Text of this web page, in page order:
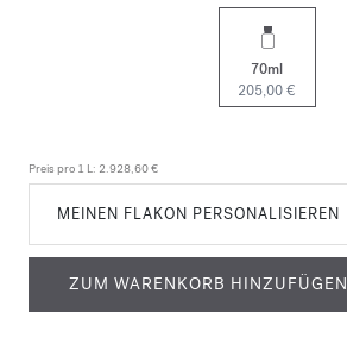
70ml
205,00 €
Preis pro 1 L: 2.928,60 €
MEINEN FLAKON PERSONALISIEREN
ZUM WARENKORB HINZUFÜGEN